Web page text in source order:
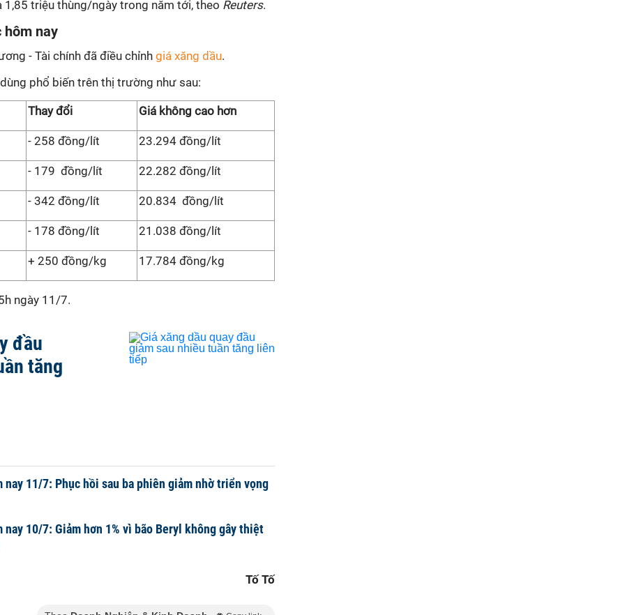
triệu thùng/ngày trong năm tới, theo Reuters.
hôm nay
- Tài chính đã điều chỉnhgiá xăng dầu.
phổ biến trên thị trường như sau:
Thay đổi Giá không cao hơn
- 258 đồng/lít 23.294 đồng/lít
- 179 đồng/lít 22.282 đồng/lít
- 342 đồng/lít 20.834 đồng/lít
- 178 đồng/lít 21.038 đồng/lít
+ 250 đồng/kg 17.784 đồng/kg
ngày 11/7.
đầu
tăng
nay 11/7: Phục hồi sau ba phiên giảm nhờ triển vọng
nay 10/7: Giảm hơn 1% vì bão Beryl không gây thiệt
Tố Tố